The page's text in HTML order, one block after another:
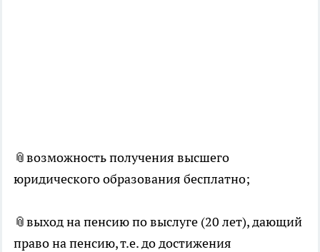
📎возможность получения высшего
юридического образования бесплатно;
📎выход на пенсию по выслуге (20 лет), дающий
право на пенсию, т.е. до достижения